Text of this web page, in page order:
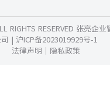
RIGHTS RESERVED 张亮企
司 | 沪ICP备2023019929号-1
法律声明
隐私政策